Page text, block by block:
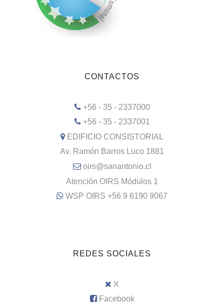
CONTACTOS
+56 - 35 - 2337000
+56 - 35 - 2337001
EDIFICIO CONSISTORIAL
Av. Ramón Barros Luco 1881
oirs@sanantonio.cl
Atención OIRS Módulos 1
WSP OIRS +56 9 6190 9067
REDES SOCIALES
X
Facebook